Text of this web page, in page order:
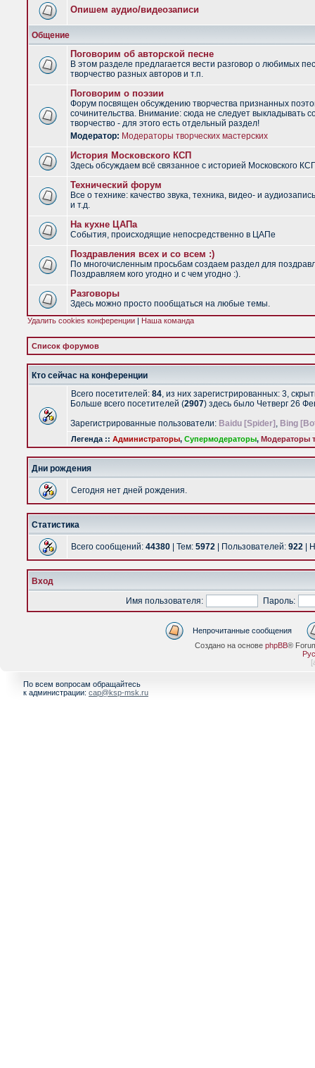
Опишем аудио/видеозаписи
Общение
Поговорим об авторской песне
В этом разделе предлагается вести разговор о любимых
творчество разных авторов и т.п.
Поговорим о поэзии
Форум посвящен обсуждению творчества признанных
сочинительства. Внимание: сюда не следует выкладывать
творчество - для этого есть отдельный раздел!
Модератор: Модераторы творческих мастерских
История Московского КСП
Здесь обсуждаем всё связанное с историей Московского
Технический форум
Все о технике: качество звука, техника, видео- и
и т.д.
На кухне ЦАПа
События, происходящие непосредственно в ЦАПе
Поздравления всех и со всем :)
По многочисленным просьбам создаем раздел для
Поздравляем кого угодно и с чем угодно :).
Разговоры
Здесь можно просто пообщаться на любые темы.
Удалить cookies конференции | Наша команда
Список форумов
Кто сейчас на конференции
Всего посетителей: 84, из них зарегистрированных: 3,
Больше всего посетителей (2907) здесь было Четверг 26
Зарегистрированные пользователи: Baidu [Spider] , Bing
Легенда :: Администраторы, Супермодераторы, Модераторы
Дни рождения
Сегодня нет дней рождения.
Статистика
Всего сообщений: 44380 | Тем: 5972 | Пользователей: 922 |
Вход
Имя пользователя:
Пароль:
Непрочитанные сообщения
Создано на основе phpBB®
[
По всем вопросам обращайтесь
к администрации: cap@ksp-msk.ru